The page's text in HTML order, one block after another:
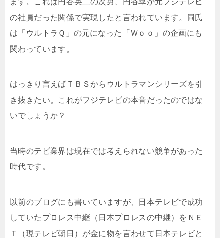
ます。これは円谷英二の次男、円谷皐が元フジテレビ
の社員だった関係で実現したと言われています。同氏
は「ウルトラＱ」の元になった「Ｗｏｏ」の企画にも
関わっています。
はっきり言えばＴＢＳからウルトラマンシリーズを引
き抜きたい。これがフジテレビの本音だったのではな
いでしょうか？
当時のテビ業界は現在では考えられない競争があった
時代です。
以前のブログにも書いていますが、日本テレビで成功
していたプロレス中継（日本プロレスの中継）をＮＥ
Ｔ（現テレビ朝日）が金に物を言わせて日本テレビと